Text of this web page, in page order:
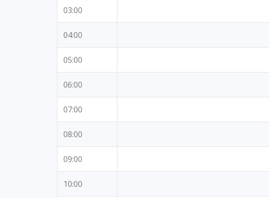
03:00
04:00
05:00
06:00
07:00
08:00
09:00
10:00